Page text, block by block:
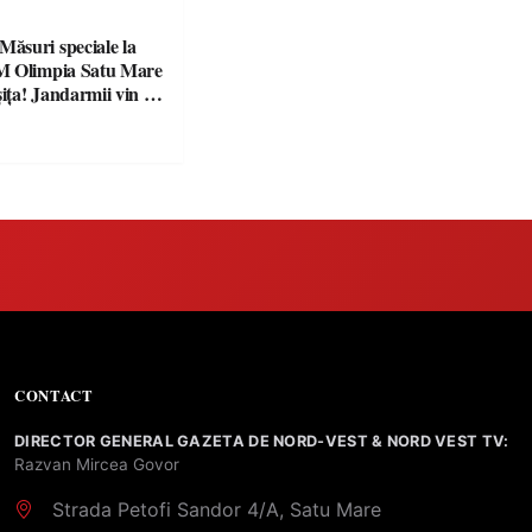
speciale la
Olimpia Satu Mare
Jandarmii vin cu
CONTACT
DIRECTOR GENERAL GAZETA DE NORD-VEST & NORD VEST TV:
Razvan Mircea Govor
Strada Petofi Sandor 4/A, Satu Mare